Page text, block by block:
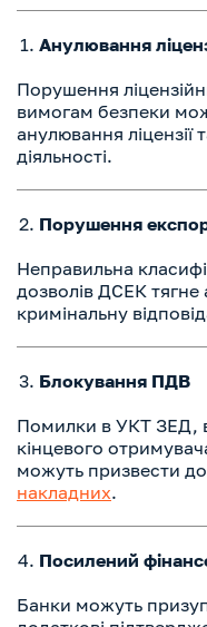
Анулювання
Порушення
вимогам безпеки
анулювання
діяльності.
Порушення
Неправильна
дозволів ДСЕК тягне
кримінальну
Блокування ПДВ
Помилки в УКТ ЗЕД,
кінцевого
можуть призвести до
накладних.
Посилений
Банки можуть